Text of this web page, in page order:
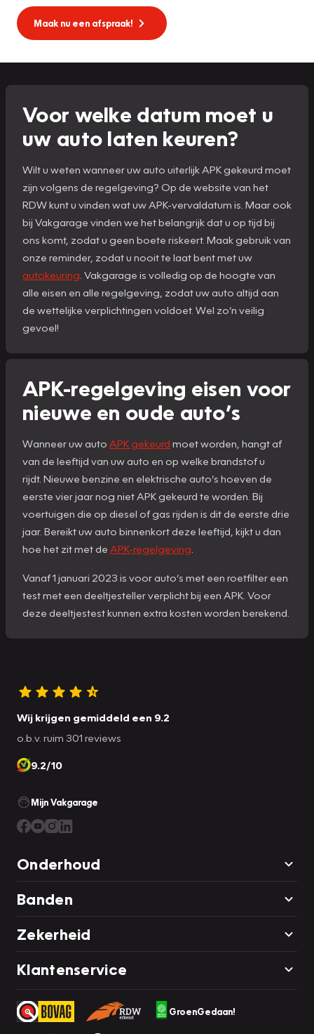
Maak nu een afspraak!
Voor welke datum moet u
uw auto laten keuren?
Wilt u weten wanneer uw auto uiterlijk APK gekeurd moet
zijn volgens de regelgeving? Op de website van het
RDW kunt u vinden wat uw APK-vervaldatum is. Maar ook
bij Vakgarage vinden we het belangrijk dat u op tijd bij
ons komt, zodat u geen boete riskeert. Maak gebruik van
onze reminder, zodat u nooit te laat bent met uw
autokeuring . Vakgarage is volledig op de hoogte van
alle eisen en alle regelgeving, zodat uw auto altijd aan
de wettelijke verplichtingen voldoet. Wel zo’n veilig
gevoel!
APK-regelgeving eisen voor
nieuwe en oude auto’s
Wanneer uw auto APK gekeurd moet worden, hangt af
van de leeftijd van uw auto en op welke brandstof u
rijdt. Nieuwe benzine en elektrische auto’s hoeven de
eerste vier jaar nog niet APK gekeurd te worden. Bij
voertuigen die op diesel of gas rijden is dit de eerste drie
jaar. Bereikt uw auto binnenkort deze leeftijd, kijkt u dan
hoe het zit met de APK-regelgeving
Vanaf 1 januari 2023 is voor auto’s met een roetfilter een
test met een deeltjesteller verplicht bij een APK. Voor
deze deeltjestest kunnen extra kosten worden berekend.
Wij krijgen gemiddeld een 9.2
o.b.v. ruim 301 reviews
9.2/10
Mijn Vakgarage
Onderhoud
Banden
Zekerheid
Klantenservice
GroenGedaan!